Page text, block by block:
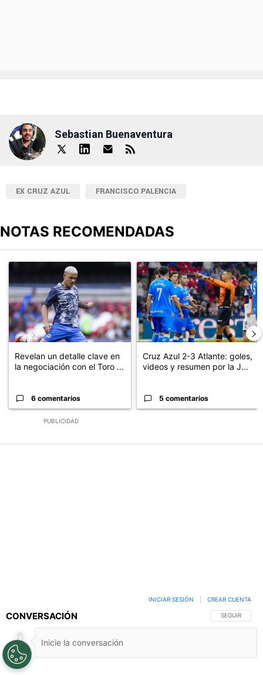
Sebastian Buenaventura
EX CRUZ AZUL FRANCISCO PALENCIA
NOTAS RECOMENDADAS
PUBLICIDAD
Un artículo de tendencia con el título "Revelan un detalle clave
Revelan un detalle clave en
la negociación con el Toro ...
6 comentarios
Un artículo de tendencia con el
Cruz Azul 2-3 Atlante: goles,
videos y resumen por la J...
5 comentarios
CONVERSACIÓN SIGA ESTA
SEGUIR
INICIAR SESIÓN CREAR CUENTA